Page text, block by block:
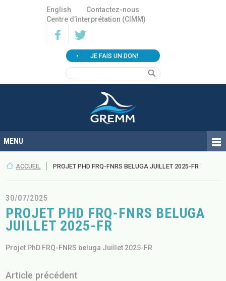
English
Contactez-nous
Centre d’interprétation (CIMM)
JE FAIS UN DON!
ACCUEIL PROJET PHD FRQ-FNRS BELUGA JUILLET 2025-FR
30/07/2025
PROJET PHD FRQ-FNRS BELUGA
JUILLET 2025-FR
Projet PhD FRQ-FNRS beluga Juillet 2025-FR
Article précédent